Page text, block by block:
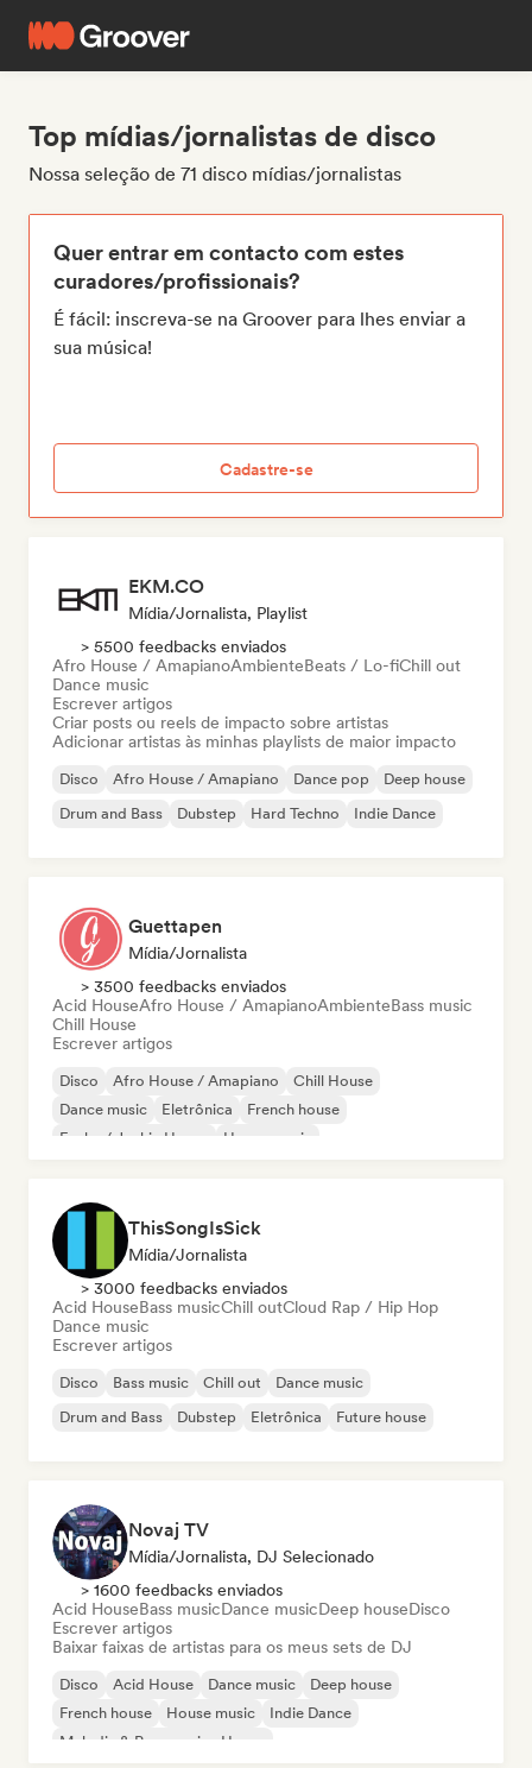
Top mídias/jornalistas de disco
Nossa seleção de 71 disco mídias/jornalistas
Quer entrar em contacto com estes
curadores/profissionais?
É fácil: inscreva-se na Groover para lhes enviar a
sua música!
Cadastre-se
EKM.CO
Mídia/Jornalista, Playlist
> 5500 feedbacks enviados
Afro House / AmapianoAmbienteBeats / Lo-fiChill out
Dance music
Escrever artigos
Criar posts ou reels de impacto sobre artistas
Adicionar artistas às minhas playlists de maior impacto
Disco Afro House / Amapiano Dance pop
Deep house
Drum and Bass
Dubstep Hard Techno Indie Dance
Guettapen
Mídia/Jornalista
> 3500 feedbacks enviados
Acid HouseAfro House / AmapianoAmbienteBass music
Chill House
Escrever artigos
Disco Afro House / Amapiano
Chill House
Dance music
Eletrônica
French house
Funky / Jackin House
House music
ThisSongIsSick
Mídia/Jornalista
> 3000 feedbacks enviados
Acid HouseBass musicChill outCloud Rap / Hip Hop
Dance music
Escrever artigos
Disco Bass music Chill out
Dance music
Drum and Bass
Dubstep Eletrônica Future house
Novaj TV
Mídia/Jornalista, DJ Selecionado
> 1600 feedbacks enviados
Acid HouseBass musicDance musicDeep houseDisco
Escrever artigos
Baixar faixas de artistas para os meus sets de DJ
Disco Acid House Dance music
Deep house
French house
House music
Indie Dance
Melodic & Progressive House